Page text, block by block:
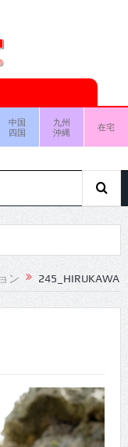
中国
四国
九州
沖縄
在宅
ン 245_HIRUKAWA